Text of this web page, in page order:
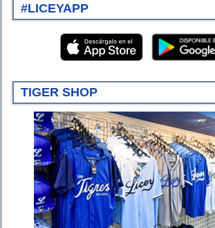
#LICEYAPP
TIGER SHOP